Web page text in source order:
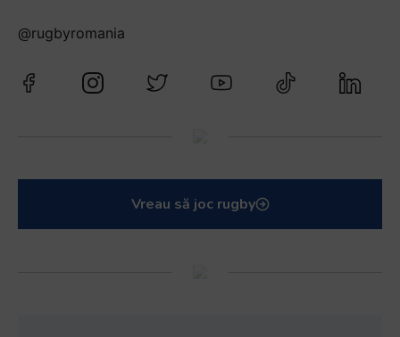
@rugbyromania
Vreau să joc rugby